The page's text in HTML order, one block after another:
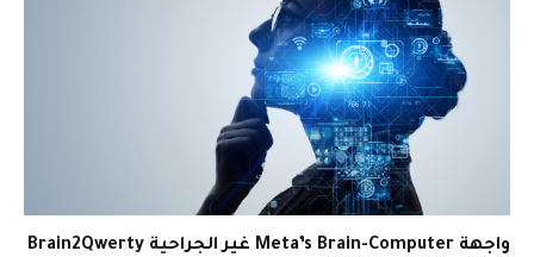
واجهة Meta’s Brain-Computer غير الجراحية Brain2Qwerty